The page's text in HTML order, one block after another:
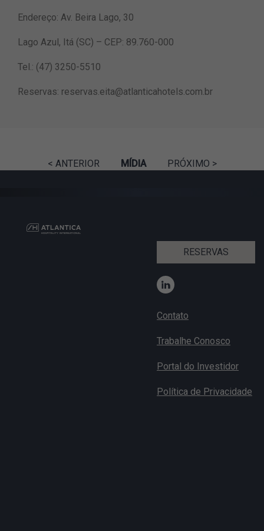
Endereço: Av. Beira Lago, 30
Lago Azul, Itá (SC) – CEP: 89.760-000
Tel.: (47) 3250-5510
Reservas: reservas.eita@atlanticahotels.com.br
< ANTERIOR MÍDIA PRÓXIMO >
RESERVAS
Contato
Trabalhe Conosco
Portal do Investidor
Política de Privacidade